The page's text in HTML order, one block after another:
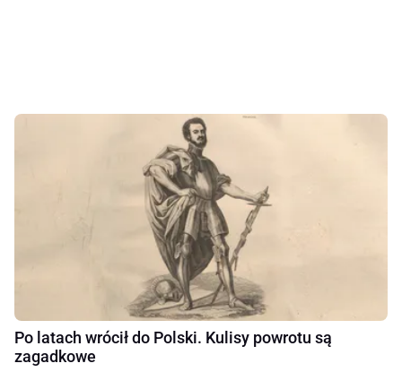
Po latach wrócił do Polski. Kulisy powrotu są
zagadkowe